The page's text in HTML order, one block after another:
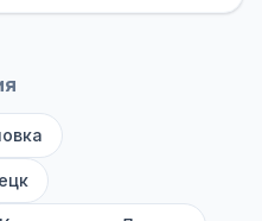
подходящий.
мест). Если важен
подвеска и